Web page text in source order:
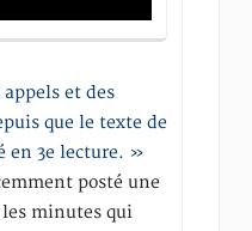
appels et des
que le texte de
en 3e lecture. »
posté une
minutes qui